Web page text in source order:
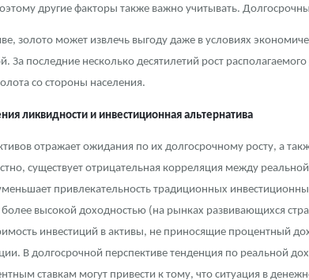
другие факторы также важно учитывать.
золото может извлечь выгоду даже в условиях
За последние несколько десятилетий рост
со стороны населения.
ликвидности и инвестиционная альтернатива
отражает ожидания по их долгосрочному росту, а
существует отрицательная корреляция между
привлекательность традиционных
высокой доходностью (на рынках развивающихся
инвестиций в активы, не приносящие процентный
В долгосрочной перспективе тенденция по реальной
ставкам могут привести к тому, что ситуация в